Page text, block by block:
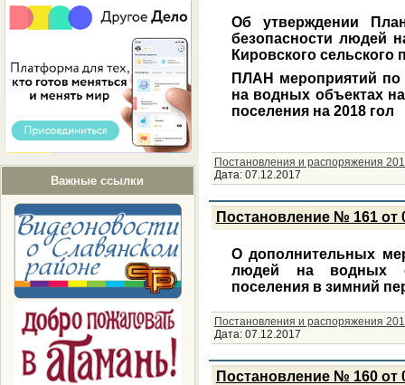
Важные ссылки
Об утверждении
безопасности людей
Кировского сельского
ПЛАН мероприятий по
на водных объектах
поселения на 2018 гол
Постановления и распоряжения
Дата: 07.12.2017
Постановление № 161 от
О дополнительных
людей на водных
поселения в зимний
Постановления и распоряжения
Дата: 07.12.2017
Постановление № 160 от